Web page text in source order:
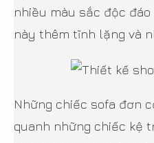
nhiều màu sắc độc
này thêm tĩnh lặng và
Những chiếc sofa đơn
quanh những chiếc kệ